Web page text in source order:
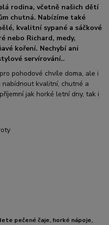
rodina, včetně našich dětí
chutná. Nabízíme také
kvalitní sypané a sáčkové
nebo Richard, medy,
koření. Nechybí ani
servírování..
pohodové chvíle doma, ale i
nabídnout kvalitní, chutné a
jak horké letní dny, tak i
pečené čaje, horké nápoje,